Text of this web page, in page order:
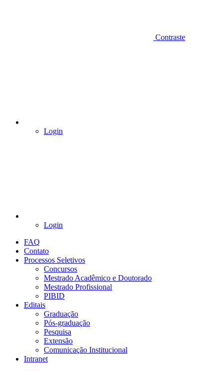
Contraste
Login
Login
FAQ
Contato
Processos Seletivos
Concursos
Mestrado Acadêmico e Doutorado
Mestrado Profissional
PIBID
Editais
Graduação
Pós-graduação
Pesquisa
Extensão
Comunicação Institucional
Intranet